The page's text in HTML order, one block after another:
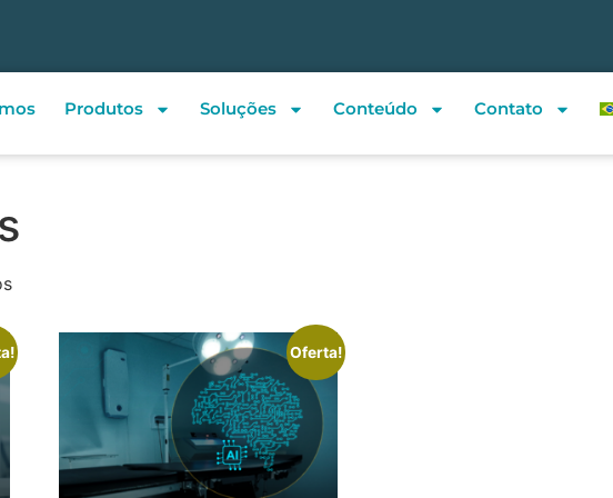
Produtos Soluções Conteúdo Contato
Oferta!